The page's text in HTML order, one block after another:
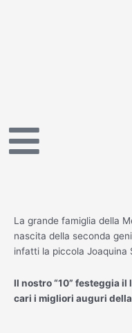
La grande famiglia della
nascita della seconda
infatti la piccola Joaquina
Il nostro “10” festeggia il
cari i migliori auguri